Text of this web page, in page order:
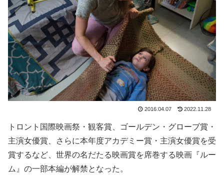
2016.04.07 2022.11.28
トロント国際映画祭・観客賞、ゴールデン・グローブ賞・
主演女優賞、さらに本年度アカデミー賞・主演女優賞を受
賞するなど、世界の名だたる映画賞を席巻する映画『ルー
ム』の一部本編が解禁となった。